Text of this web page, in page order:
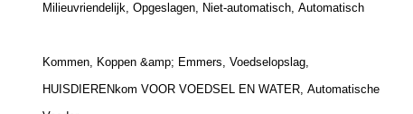
Milieuvriendelijk, Opgeslagen, Niet-automatisch, Automatisch
Kommen, Koppen &amp; Emmers, Voedselopslag,
HUISDIERENkom VOOR VOEDSEL EN WATER, Automatische